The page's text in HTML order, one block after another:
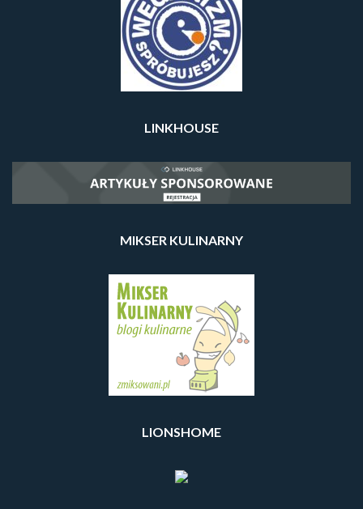
LINKHOUSE
MIKSER KULINARNY
LIONSHOME